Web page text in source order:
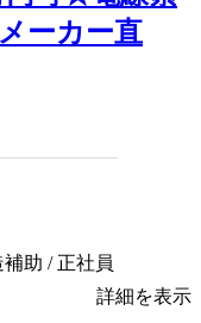
ーカー直
助 / 正社員
詳細を表示